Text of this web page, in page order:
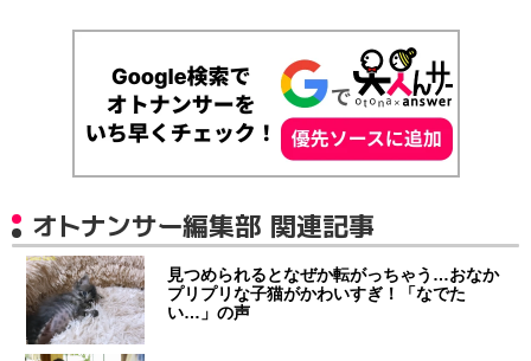
オトナンサー編集部 関連記事
見つめられるとなぜか転がっちゃう…おなか
プリプリな子猫がかわいすぎ！「なでた
い…」の声